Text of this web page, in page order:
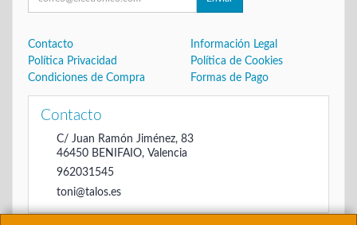
Contacto
Información Legal
Política Privacidad
Política de Cookies
Condiciones de Compra
Formas de Pago
Contacto
C/ Juan Ramón Jiménez, 83
46450 BENIFAIO, Valencia
962031545
toni@talos.es